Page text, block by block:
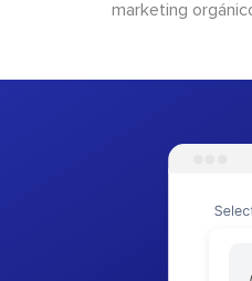
marketing